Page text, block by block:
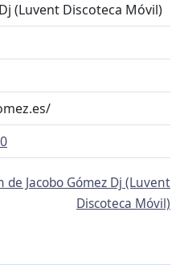
(Luvent Discoteca Móvil)
Jacobo Gómez Dj (Luvent
Discoteca Móvil)